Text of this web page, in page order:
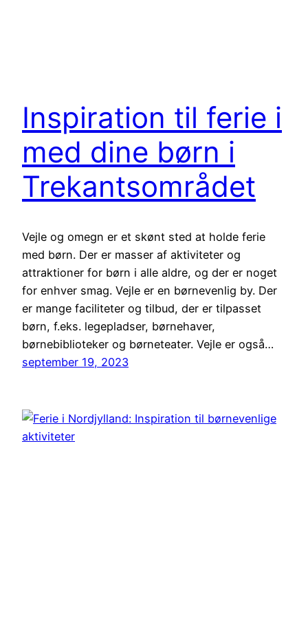
Inspiration til ferie i
med dine børn i
Trekantsområdet
Vejle og omegn er et skønt sted at holde ferie
med børn. Der er masser af aktiviteter og
attraktioner for børn i alle aldre, og der er noget
for enhver smag. Vejle er en børnevenlig by. Der
er mange faciliteter og tilbud, der er tilpasset
børn, f.eks. legepladser, børnehaver,
børnebiblioteker og børneteater. Vejle er også…
september 19, 2023